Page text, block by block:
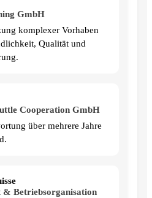
GmbH
komplexer Vorhaben
Qualität und
Cooperation GmbH
über mehrere Jahre
Betriebsorganisation